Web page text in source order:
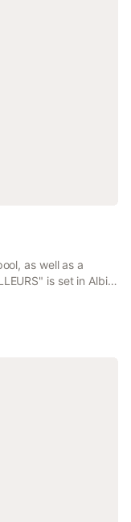
as well as a
is set in Albi.
and